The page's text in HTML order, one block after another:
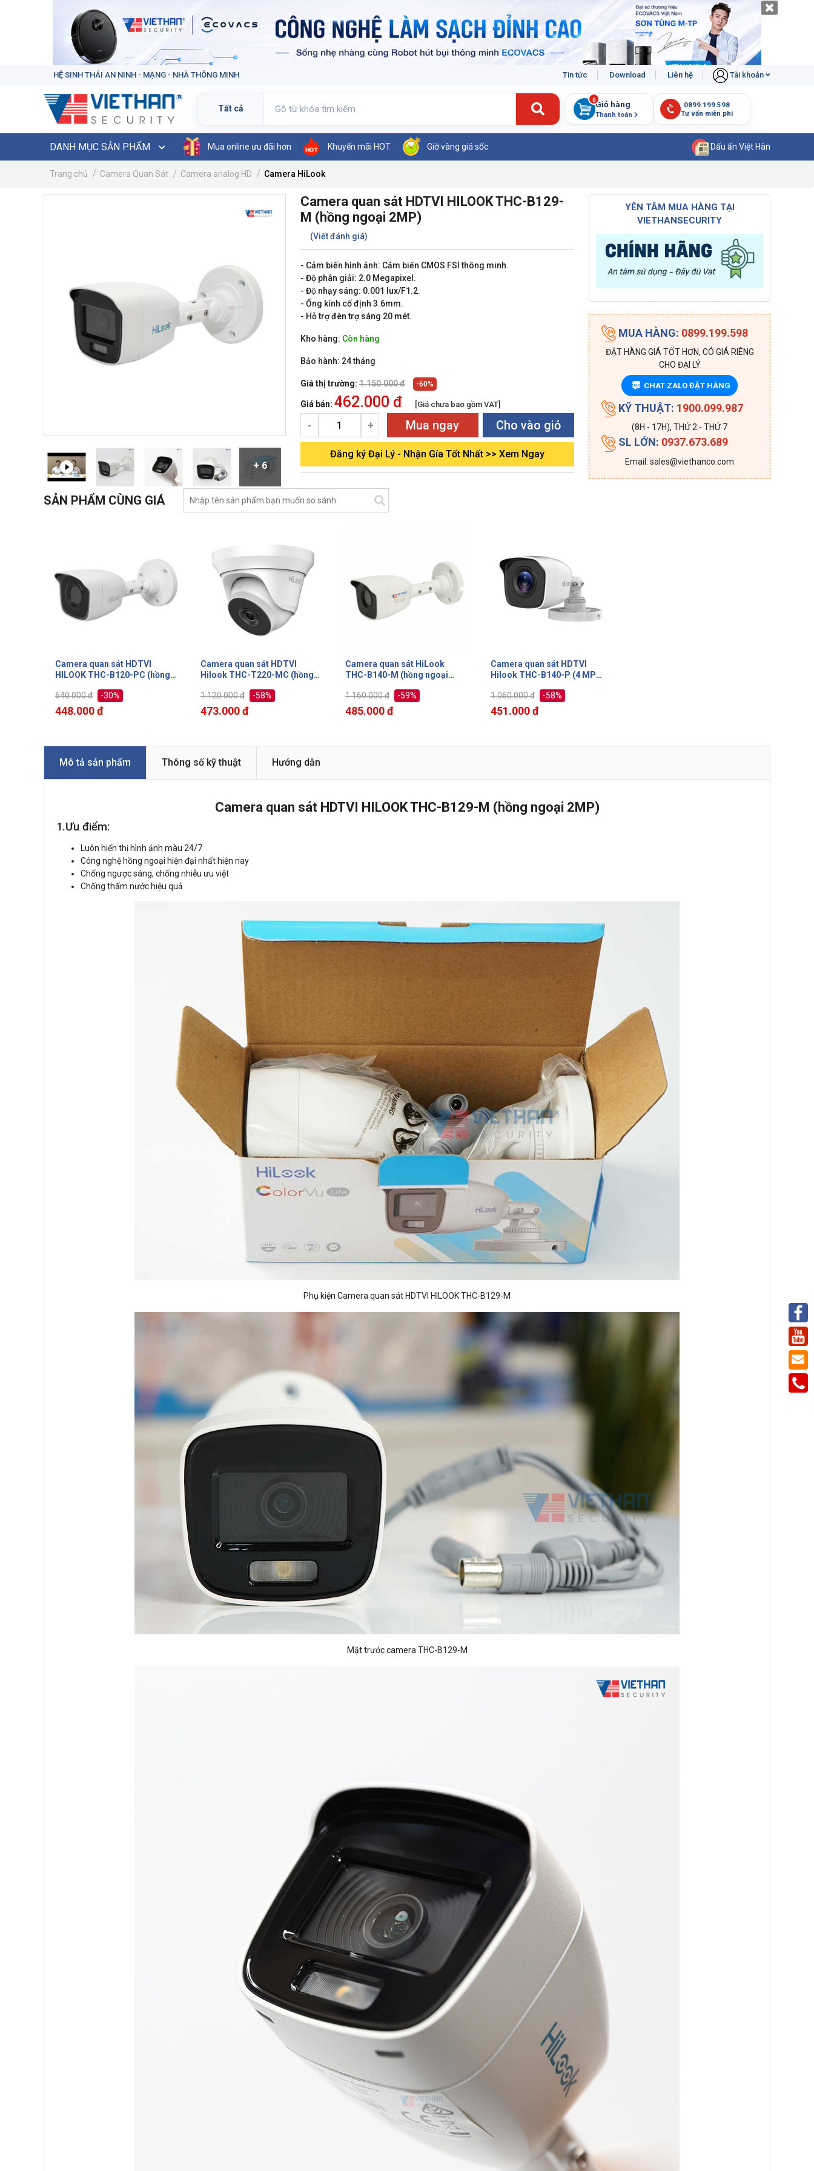
HỆ SINH THÁI AN NINH - MẠNG - NHÀ THÔNG MINH Tin tức Download Liên hệ Tài khoản
Giỏ hàng
Thanh toán
0
DANH MỤC SẢN PHẨM Mua online ưu đãi hơn Khuyến mãi HOT Giờ vàng giá sốc Dấu ấn Việt Hàn
Trang chủ Camera Quan Sát Camera analog HD Camera HiLook
+ 6
Camera quan sát HDTVI HILOOK THC-B129-
M (hồng ngoại 2MP)
(Viết đánh giá)
- Cảm biến hình ảnh: Cảm biến CMOS FSI thông minh.
- Độ phân giải: 2.0 Megapixel.
- Độ nhạy sáng: 0.001 lux/F1.2.
- Ống kính cố định 3.6mm.
- Hỗ trợ đèn trợ sáng 20 mét.
Kho hàng: Còn hàng
Bảo hành: 24 tháng
Giá thị trường: 1.150.000 đ -60%
Giá bán: 462.000 đ [Giá chưa bao gồm VAT]
- + Mua ngay Cho vào giỏ
Đăng ký Đại Lý - Nhận Gía Tốt Nhất >> Xem Ngay
YÊN TÂM MUA HÀNG TẠI
VIETHANSECURITY
MUA HÀNG: 0899.199.598
ĐẶT HÀNG GIÁ TỐT HƠN, CÓ GIÁ RIÊNG
CHO ĐẠI LÝ
ZALO CHAT ZALO ĐẶT HÀNG
KỸ THUẬT: 1900.099.987
(8H - 17H), THỨ 2 - THỨ 7
SL LỚN: 0937.673.689
Email: sales@viethanco.com
SẢN PHẨM CÙNG GIÁ
Camera quan sát HDTVI
HILOOK THC-B120-PC (hồng
640.000 đ
-30%
448.000 đ
Camera quan sát HDTVI
Hilook THC-T220-MC (hồng
1.120.000 đ
-58%
473.000 đ
Camera quan sát HiLook
THC-B140-M (hồng ngoại
1.160.000 đ
-59%
485.000 đ
Camera quan sát HDTVI
Hilook THC-B140-P (4 MP
1.060.000 đ
-58%
451.000 đ
Mô tả sản phẩm Thông số kỹ thuật Hướng dẫn
Camera quan sát HDTVI HILOOK THC-B129-M (hồng ngoại 2MP)
1.Ưu điểm:
Luôn hiển thị hình ảnh màu 24/7
Công nghệ hồng ngoại hiện đại nhất hiện nay
Chống ngược sáng, chống nhiễu ưu việt
Chống thấm nước hiệu quả
Phụ kiện Camera quan sát HDTVI HILOOK THC-B129-M
Mặt trước camera THC-B129-M